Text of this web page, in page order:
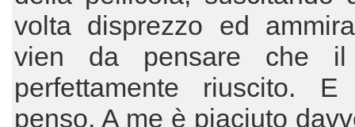
volta disprezzo ed
vien da pensare che
perfettamente riuscito.
penso. A me è piaciuto